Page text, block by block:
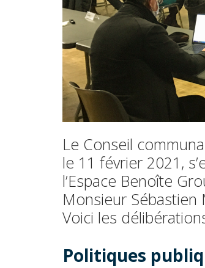
Le Conseil
le 11 février 2021,
l’Espace Benoîte
Monsieur Sébastien
Voici les
Politiques